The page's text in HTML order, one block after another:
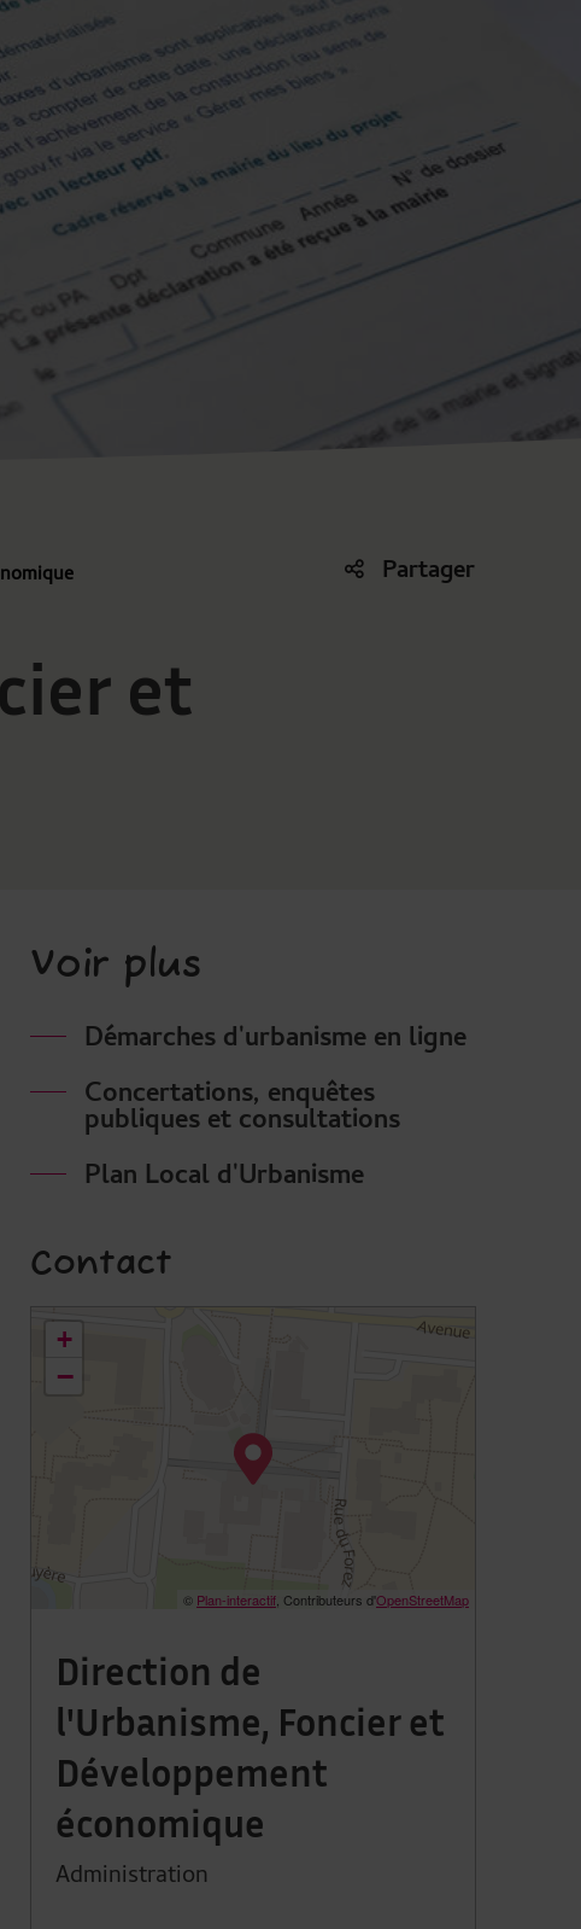
Partager
Liste des liens de partage
et
Voir plus
Démarches d'urbanisme en ligne
Concertations, enquêtes
publiques et consultations
Plan Local d'Urbanisme
Contact
48.681654155944024,2.170240042657784
+
−
© Plan-interactif , Contributeurs d'OpenStreetMap
Direction de
l'Urbanisme, Foncier et
Développement
économique
Administration